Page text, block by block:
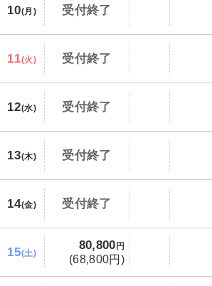
10(月) 受付終了
11(火) 受付終了
12(水) 受付終了
13(木) 受付終了
14(金) 受付終了
15(土)
80,800 円
(68,800円)